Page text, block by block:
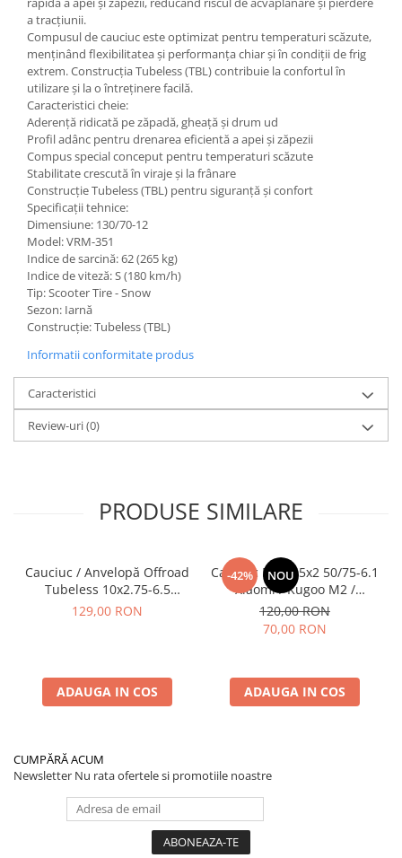
https://www.doctortrotineta.ro/plata-
tbi?
forceOriginalForEdit=1&preview=00681
a tracțiunii.
Compusul de cauciuc este optimizat pentru temperaturi scăzute,
menținând flexibilitatea și performanța chiar și în condiții de frig
extrem. Construcția Tubeless (TBL) contribuie la confortul în
utilizare și la o întreținere facilă.
Caracteristici cheie:
Aderență ridicată pe zăpadă, gheață și drum ud
Profil adânc pentru drenarea eficientă a apei și zăpezii
Compus special conceput pentru temperaturi scăzute
Stabilitate crescută în viraje și la frânare
Construcție Tubeless (TBL) pentru siguranță și confort
Specificații tehnice:
Dimensiune: 130/70-12
Model: VRM-351
Indice de sarcină: 62 (265 kg)
Indice de viteză: S (180 km/h)
Tip: Scooter Tire - Snow
Sezon: Iarnă
Construcție: Tubeless (TBL)
Informatii conformitate produs
Caracteristici
Review-uri(0)
PRODUSE SIMILARE
Cauciuc / Anvelopă Offroad
Tubeless 10x2.75-6.5
KuKirin G2/G2 Master 2025
129,00 RON
ADAUGA IN COS
-42% NOU
Cauciuc Plin 8.5x2 50/75-6.1
Xiaomi / Kugoo M2 /
Ducati/Evergreen/Motus/
120,00 RON
70,00 RON
ADAUGA IN COS
CUMPĂRĂ ACUM
Newsletter Nu rata ofertele si promotiile noastre